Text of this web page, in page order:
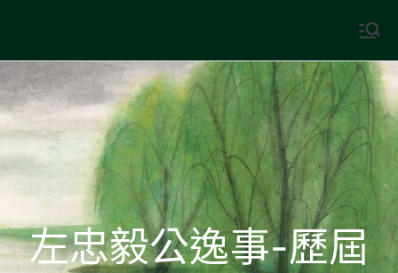
content
中國古典文學
左忠毅公逸事-歷屆